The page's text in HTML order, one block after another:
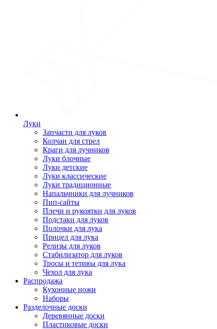
Луки
Запчасти для луков
Колчан для стрел
Краги для лучников
Луки блочные
Луки детские
Луки классические
Луки традиционные
Напальчники для лучников
Пип-сайты
Плечи и рукоятки для луков
Подстаки для луков
Полочки для лука
Прицел для лука
Релизы для луков
Стабилизатор для луков
Тросы и тетивы для лука
Чехол для лука
Распродажа
Кухонные ножи
Наборы
Разделочные доски
Деревянные доски
Пластиковые доски